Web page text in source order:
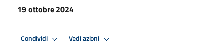
19 ottobre 2024
Condividi Vedi azioni